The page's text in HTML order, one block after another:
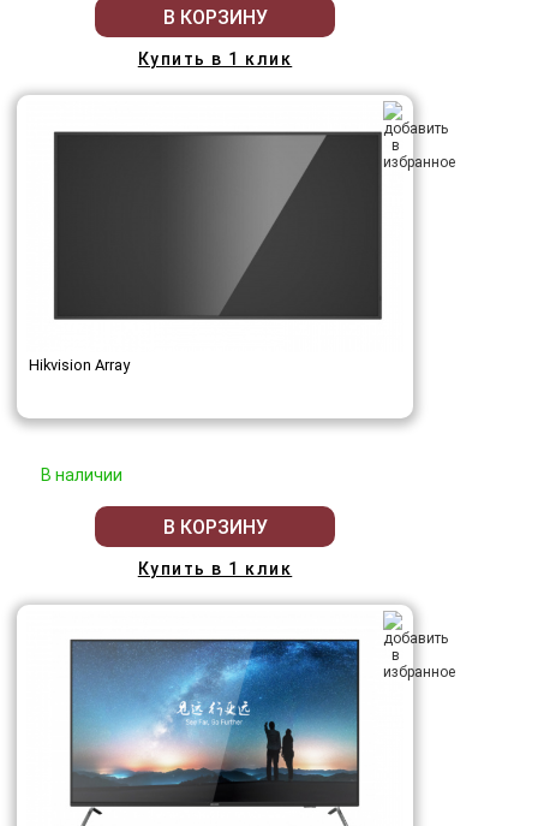
В КОРЗИНУ
Купить в 1 клик
Hikvision Array
В наличии
В КОРЗИНУ
Купить в 1 клик